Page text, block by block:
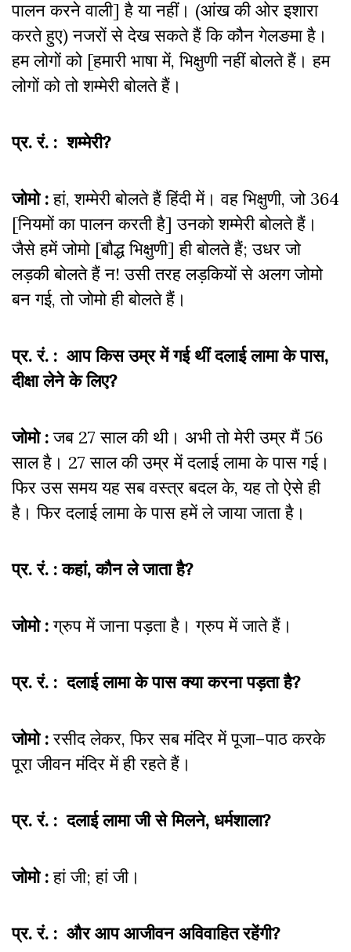
पालन करने वाली] है या नहीं। (आंख की ओर इशारा
करते हुए) नजरों से देख सकते हैं कि कौन गेलङमा है।
हम लोगों को [हमारी भाषा में, भिक्षुणी नहीं बोलते हैं। हम
लोगों को तो शम्मेरी बोलते हैं।
प्र. रं. : शम्मेरी?
जोमो :हां, शम्मेरी बोलते हैं हिंदी में। वह भिक्षुणी, जो 364
[नियमों का पालन करती है] उनको शम्मेरी बोलते हैं।
जैसे हमें जोमो [बौद्ध भिक्षुणी] ही बोलते हैं; उधर जो
लड़की बोलते हैं न! उसी तरह लड़कियों से अलग जोमो
बन गई, तो जोमो ही बोलते हैं।
प्र. रं. : आप किस उम्र में गई थीं दलाई लामा के पास,
दीक्षा लेने के लिए?
जोमो :जब 27 साल की थी। अभी तो मेरी उम्र मैं 56
साल है। 27 साल की उम्र में दलाई लामा के पास गई।
फिर उस समय यह सब वस्त्र बदल के, यह तो ऐसे ही
है। फिर दलाई लामा के पास हमें ले जाया जाता है।
प्र. रं. : कहां, कौन ले जाता है?
जोमो :ग्रुप में जाना पड़ता है। ग्रुप में जाते हैं।
प्र. रं. : दलाई लामा के पास क्या करना पड़ता है?
जोमो :रसीद लेकर, फिर सब मंदिर में पूजा–पाठ करके
पूरा जीवन मंदिर में ही रहते हैं।
प्र. रं. : दलाई लामा जी से मिलने, धर्मशाला?
जोमो :हां जी; हां जी।
प्र. रं. : और आप आजीवन अविवाहित रहेंगी?